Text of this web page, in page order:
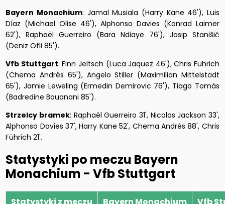
Bayern Monachium: Jamal Musiala (Harry Kane 46'), Luis
Díaz (Michael Olise 46'), Alphonso Davies (Konrad Laimer
62'), Raphaël Guerreiro (Bara Ndiaye 76'), Josip Stanišić
(Deniz Ofli 85').
Vfb Stuttgart: Finn Jeltsch (Luca Jaquez 46'), Chris Führich
(Chema Andrés 65'), Angelo Stiller (Maximilian Mittelstädt
65'), Jamie Leweling (Ermedin Demirovic 76'), Tiago Tomás
(Badredine Bouanani 85').
Strzelcy bramek: Raphaël Guerreiro 31', Nicolas Jackson 33',
Alphonso Davies 37', Harry Kane 52', Chema Andrés 88', Chris
Führich 21'.
Statystyki po meczu Bayern
Monachium - Vfb Stuttgart